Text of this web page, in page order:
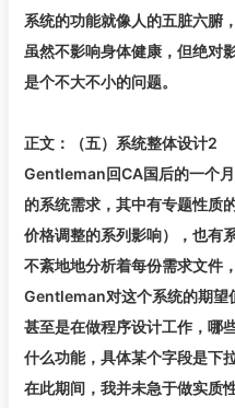
系统的功能就像人的五脏六腑
虽然不影响身体健康，但绝对
是个不大不小的问题。
正文：（五）系统整体设计2
Gentleman回CA国后的一个
的系统需求，其中有专题性质
价格调整的系列影响），也有
不紊地地分析着每份需求文件
Gentleman对这个系统的期望
甚至是在做程序设计工作，哪
什么功能，具体某个字段是下
在此期间，我并未急于做实质